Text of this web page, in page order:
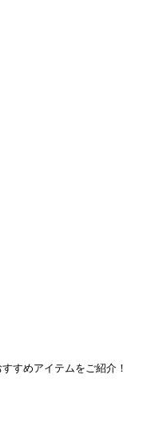
すめアイテムをご紹介！